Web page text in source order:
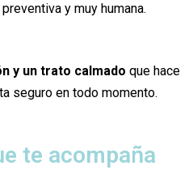
y muy humana.
y un trato calmado que hace
seguro en todo momento.
te acompaña